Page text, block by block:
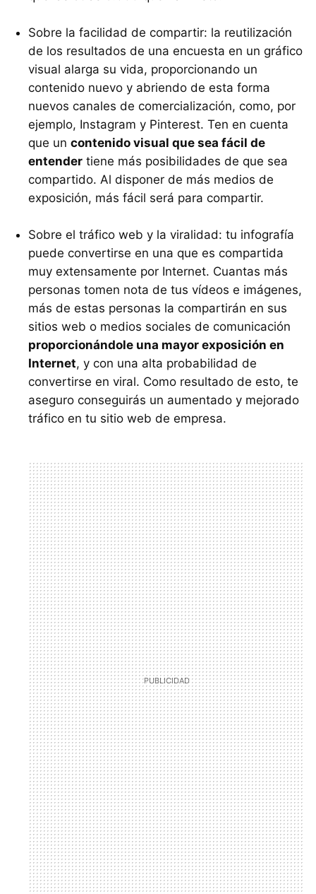
Sobre la facilidad de compartir: la reutilización
de los resultados de una encuesta en un gráfico
visual alarga su vida, proporcionando un
contenido nuevo y abriendo de esta forma
nuevos canales de comercialización, como, por
ejemplo, Instagram y Pinterest. Ten en cuenta
que un contenido visual que sea fácil de
entender tiene más posibilidades de que sea
compartido. Al disponer de más medios de
exposición, más fácil será para compartir.
Sobre el tráfico web y la viralidad: tu infografía
puede convertirse en una que es compartida
muy extensamente por Internet. Cuantas más
personas tomen nota de tus vídeos e imágenes,
más de estas personas la compartirán en sus
sitios web o medios sociales de comunicación
proporcionándole una mayor exposición en
Internet, y con una alta probabilidad de
convertirse en viral. Como resultado de esto, te
aseguro conseguirás un aumentado y mejorado
tráfico en tu sitio web de empresa.